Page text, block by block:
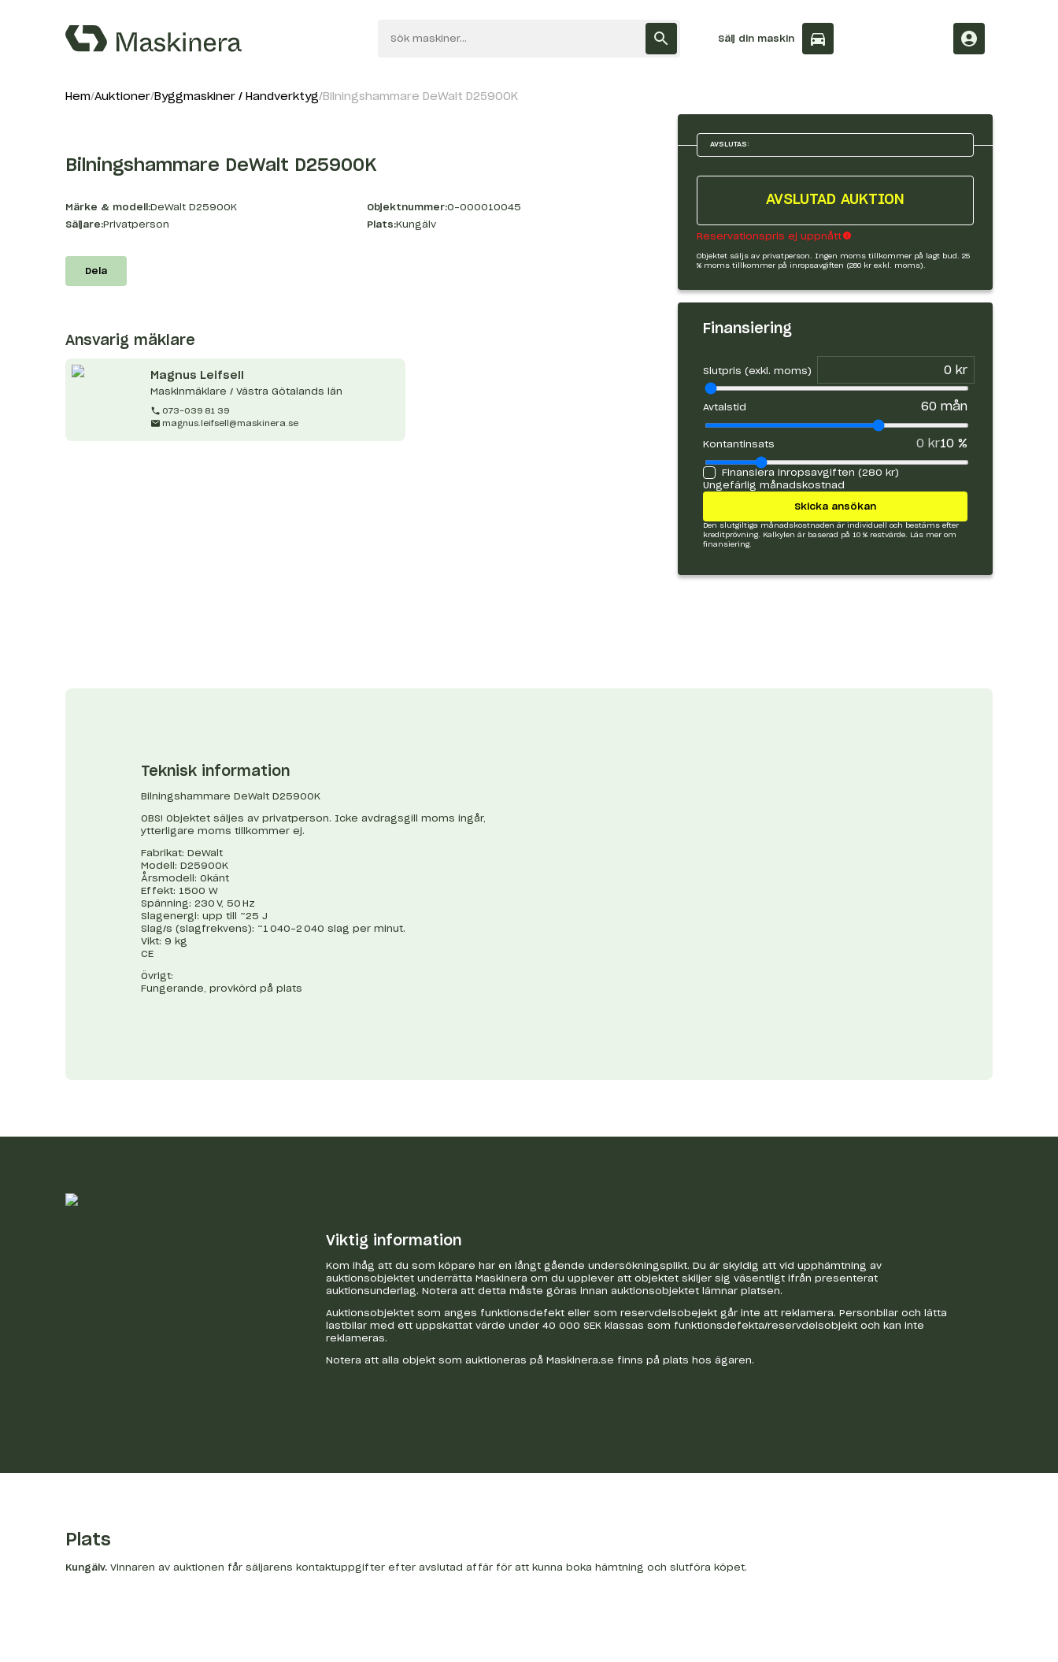
Sälj din maskin
Hem Auktioner Byggmaskiner / Handverktyg Bilningshammare DeWalt D25900K
AVSLUTAS:
AVSLUTAD AUKTION
Reservationspris ej uppnått
Objektet säljs av privatperson. Ingen moms tillkommer på lagt bud. 25
% moms tillkommer på inropsavgiften (280 kr exkl. moms).
Finansiering
Slutpris (exkl. moms)
Avtalstid 60mån
Kontantinsats 0 kr10%
Finansiera inropsavgiften (280 kr)
Ungefärlig månadskostnad
Skicka ansökan
Den slutgiltiga månadskostnaden är individuell och bestäms efter
kreditprövning. Kalkylen är baserad på 10 % restvärde.
Läs mer om
finansiering.
Bilningshammare DeWalt D25900K
Märke & modell:DeWalt D25900K Objektnummer:O-000010045
Säljare:Privatperson Plats:Kungälv
Dela
Ansvarig mäklare
Magnus Leifsell
Maskinmäklare / Västra Götalands län
073-039 81 39
magnus.leifsell@maskinera.se
Teknisk information
Bilningshammare DeWalt D25900K
OBS! Objektet säljes av privatperson. Icke avdragsgill moms ingår,
ytterligare moms tillkommer ej.
Fabrikat: DeWalt
Modell: D25900K
Årsmodell: Okänt
Effekt: 1500 W
Spänning: 230 V, 50 Hz
Slagenergi: upp till ~25 J
Slag/s (slagfrekvens): ~1 040–2 040 slag per minut.
Vikt: 9 kg
CE
Övrigt:
Fungerande, provkörd på plats
Viktig information
Kom ihåg att du som köpare har en långt gående undersökningsplikt. Du är skyldig att vid upphämtning av
auktionsobjektet underrätta Maskinera om du upplever att objektet skiljer sig väsentligt ifrån presenterat
auktionsunderlag. Notera att detta måste göras innan auktionsobjektet lämnar platsen.
Auktionsobjektet som anges funktionsdefekt eller som reservdelsobejekt går inte att reklamera. Personbilar och lätta
lastbilar med ett uppskattat värde under 40 000 SEK klassas som funktionsdefekta/reservdelsobjekt och kan inte
reklameras.
Notera att alla objekt som auktioneras på Maskinera.se finns på plats hos ägaren.
Plats
Kungälv.Vinnaren av auktionen får säljarens kontaktuppgifter efter avslutad affär för att kunna boka hämtning och slutföra köpet.